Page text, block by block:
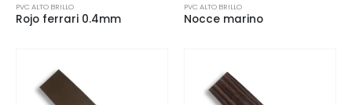
PVC ALTO BRILLO
Rojo ferrari 0.4mm
PVC ALTO BRILLO
Nocce marino